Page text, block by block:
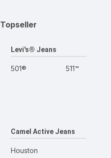
Topseller
Levi's® Jeans
501® 511™
Camel Active Jeans
Houston